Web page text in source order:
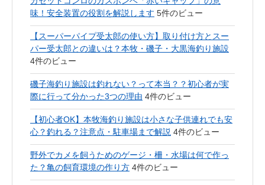
味！安全装置の役割を解説します 5件のビュー
【スーパーパイプ受太郎の使い方】取り付け方とスー
パー受太郎との違いは？本牧・磯子・大黒海釣り施設
4件のビュー
磯子海釣り施設は釣れない？って本当？？初心者が実
際に行って分かった3つの理由 4件のビュー
【初心者OK】本牧海釣り施設は小さな子供連れでも安
心？釣れる？注意点・駐車場まで解説 4件のビュー
野外でカメを飼うためのゲージ・柵・水場は何で作っ
た？亀の飼育環境の作り方 4件のビュー